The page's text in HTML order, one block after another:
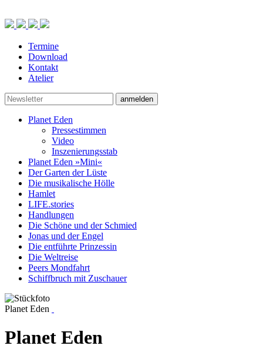
Termine
Download
Kontakt
Atelier
anmelden
Planet Eden
Pressestimmen
Video
Inszenierungsstab
Planet Eden »Mini«
Der Garten der Lüste
Die musikalische Hölle
Hamlet
LIFE.stories
Handlungen
Die Schöne und der Schmied
Jonas und der Engel
Die entführte Prinzessin
Die Weltreise
Peers Mondfahrt
Schiffbruch mit Zuschauer
Planet Eden
Planet Eden